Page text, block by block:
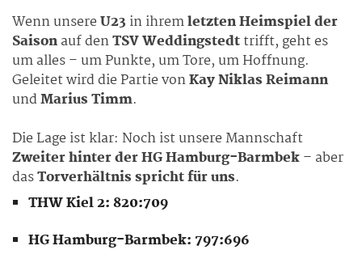
Wenn unsereU23 in ihremletzten Heimspiel der
Saisonauf denTSV Weddingstedttrifft, geht es
um alles – um Punkte, um Tore, um Hoffnung.
Geleitet wird die Partie vonKay Niklas Reimann
undMarius Timm.
Die Lage ist klar: Noch ist unsere Mannschaft
Zweiter hinter der HG Hamburg-Barmbek– aber
dasTorverhältnis spricht für uns.
THW Kiel 2: 820:709
HG Hamburg-Barmbek: 797:696